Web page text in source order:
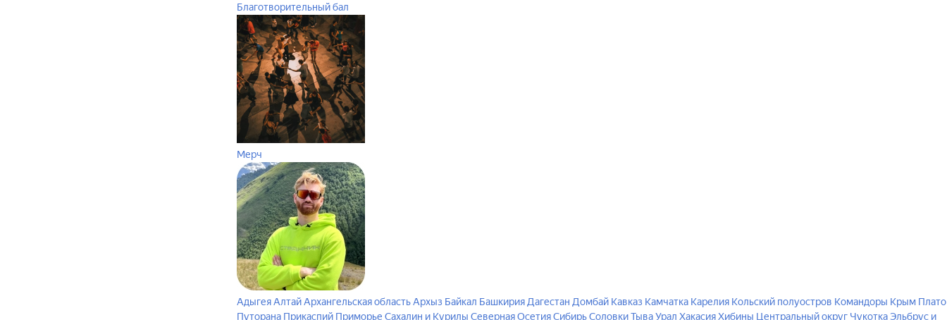
Благотворительный бал
Мерч
АдыгеяАлтайАрхангельская областьАрхыз Байкал Башкирия Дагестан Домбай Кавказ Камчатка Карелия Кольский полуостров Командоры Крым Плато
Путорана Прикаспий Приморье Сахалин и Курилы Северная ОсетияСибирьСоловкиТываУрал ХакасияХибины Центральный округ ЧукоткаЭльбрус и